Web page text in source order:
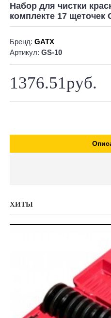
Набор для чистки
комплекте 17 щеточек
Бренд: GATX
Артикул: GS-10
1376.51руб.
ХИТЫ